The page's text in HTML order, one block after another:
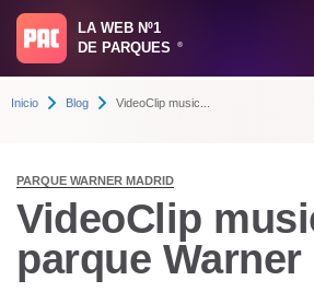
LA WEB Nº1
DE PARQUES
®
Inicio Blog VideoClip music...
PARQUE WARNER MADRID
VideoClip
parque Warner